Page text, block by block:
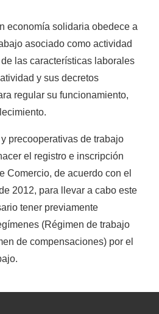
economía solidaria obedece a
asociado como actividad
las características laborales
y sus decretos
regular su funcionamiento,
precooperativas de trabajo
el registro e inscripción
Comercio, de acuerdo con el
2012, para llevar a cabo este
tener previamente
(Régimen de trabajo
de compensaciones) por el